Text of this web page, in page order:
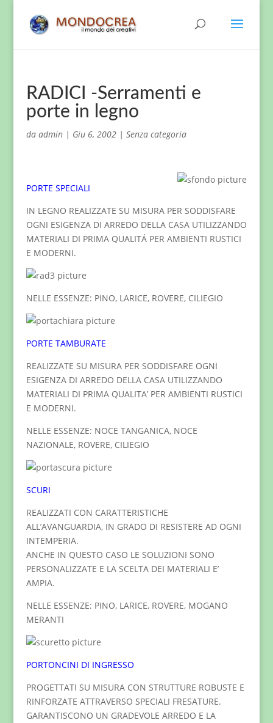
RADICI -Serramenti e
porte in legno
da admin| Giu 6, 2002| Senza categoria
PORTE SPECIALI
IN LEGNO REALIZZATE SU MISURA PER SODDISFARE
OGNI ESIGENZA DI ARREDO DELLA CASA UTILIZZANDO
MATERIALI DI PRIMA QUALITÁ PER AMBIENTI RUSTICI
E MODERNI.
NELLE ESSENZE: PINO, LARICE, ROVERE, CILIEGIO
PORTE TAMBURATE
REALIZZATE SU MISURA PER SODDISFARE OGNI
ESIGENZA DI ARREDO DELLA CASA UTILIZZANDO
MATERIALI DI PRIMA QUALITA’ PER AMBIENTI RUSTICI
E MODERNI.
NELLE ESSENZE: NOCE TANGANICA, NOCE
NAZIONALE, ROVERE, CILIEGIO
SCURI
REALIZZATI CON CARATTERISTICHE
ALL’AVANGUARDIA, IN GRADO DI RESISTERE AD OGNI
INTEMPERIA.
ANCHE IN QUESTO CASO LE SOLUZIONI SONO
PERSONALIZZATE E LA SCELTA DEI MATERIALI E’
AMPIA.
NELLE ESSENZE: PINO, LARICE, ROVERE, MOGANO
MERANTI
PORTONCINI DI INGRESSO
PROGETTATI SU MISURA CON STRUTTURE ROBUSTE E
RINFORZATE ATTRAVERSO SPECIALI FRESATURE.
GARANTISCONO UN GRADEVOLE ARREDO E LA